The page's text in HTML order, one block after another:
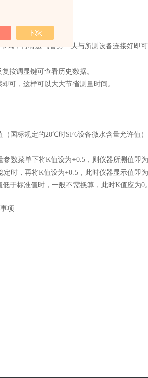
；
；再将进气管另一头与所测设备连接好即可
调显键可查看历史数据。
，这样可以大大节省测量时间。
标规定的20℃时SF6设备微水含量允许值
菜单下将K值设为+0.5，则仪器所测值即为
，再将K值设为+0.5，此时仪器显示值即为
标准值时，一般不需换算，此时K值应为0。
项